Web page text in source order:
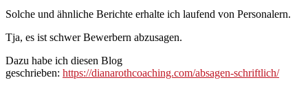
Solche und ähnliche Berichte erhalte ich laufend von Personalern.
Tja, es ist schwer Bewerbern abzusagen.
Dazu habe ich diesen Blog
geschrieben: https://dianarothcoaching.com/absagen-schriftlich/